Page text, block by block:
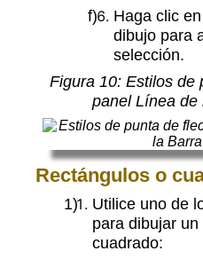
Haga clic
dibujo para
selección.
Figura 10: Estilos de
panel Línea de
Rectángulos o
Utilice uno de
para dibujar
cuadrado: